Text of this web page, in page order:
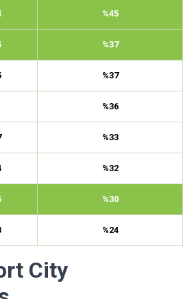
%45
%37
%37
%36
%33
%32
%30
%24
City